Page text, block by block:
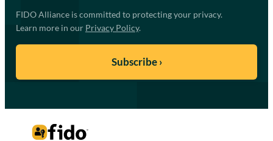
FIDO Alliance is committed to protecting your privacy.
Learn more in our Privacy Policy.